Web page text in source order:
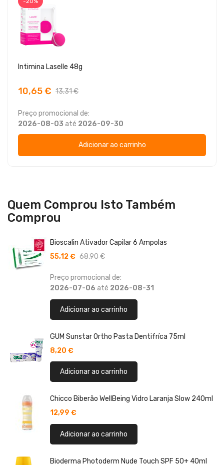
Intimina Laselle 48g
10,65 € 13,31 €
Preço promocional de:
2026-08-03 até 2026-09-30
Adicionar ao carrinho
Quem Comprou Isto Também
Comprou
Bioscalin Ativador Capilar 6 Ampolas
55,12 € 68,90 €
Preço promocional de:
2026-07-06 até 2026-08-31
Adicionar ao carrinho
GUM Sunstar Ortho Pasta Dentifríca 75ml
8,20 €
Adicionar ao carrinho
Chicco Biberão WellBeing Vidro Laranja Slow 240ml
12,99 €
Adicionar ao carrinho
Bioderma Photoderm Nude Touch SPF 50+ 40ml